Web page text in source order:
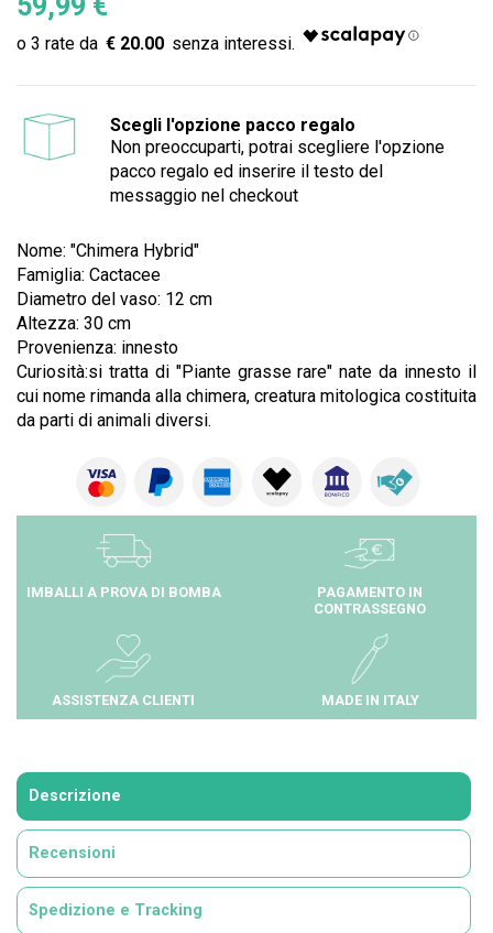
€ 20.00
Scegli l'opzione pacco regalo
Non preoccuparti, potrai scegliere l'opzione
pacco regalo ed inserire il testo del
messaggio nel checkout
Nome: "Chimera Hybrid"
Famiglia: Cactacee
Diametro del vaso: 12 cm
Altezza: 30 cm
Provenienza: innesto
Curiosità:si tratta di "Piante grasse rare" nate da innesto il
cui nome rimanda alla chimera, creatura mitologica costituita
da parti di animali diversi.
IMBALLI A PROVA DI BOMBA
PAGAMENTO IN
CONTRASSEGNO
ASSISTENZA CLIENTI MADE IN ITALY
Descrizione
Recensioni
Spedizione e Tracking